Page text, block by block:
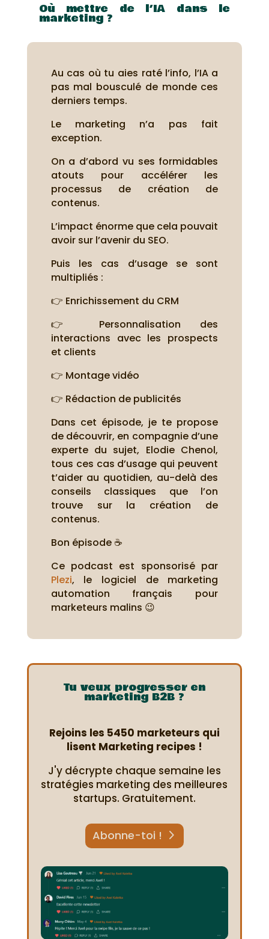
Où mettre de l’IA dans le
marketing ?
Au cas où tu aies raté l’info, l’IA a
pas mal bousculé de monde ces
derniers temps.
Le marketing n’a pas fait
exception.
On a d’abord vu ses formidables
atouts pour accélérer les
processus de création de
contenus.
L’impact énorme que cela pouvait
avoir sur l’avenir du SEO.
Puis les cas d’usage se sont
multipliés :
👉 Enrichissement du CRM
👉 Personnalisation des
interactions avec les prospects
et clients
👉 Montage vidéo
👉 Rédaction de publicités
Dans cet épisode, je te propose
de découvrir, en compagnie d’une
experte du sujet, Elodie Chenol,
tous ces cas d’usage qui peuvent
t’aider au quotidien, au-delà des
conseils classiques que l’on
trouve sur la création de
contenus.
Bon épisode ☕
Ce podcast est sponsorisé par
Plezi, le logiciel de marketing
automation français pour
marketeurs malins 😉
Tu veux progresser en
marketing B2B ?
Rejoins les 5450 marketeurs qui
lisent Marketing recipes !
J'y décrypte chaque semaine les
stratégies marketing des meilleures
startups. Gratuitement.
Abonne-toi !